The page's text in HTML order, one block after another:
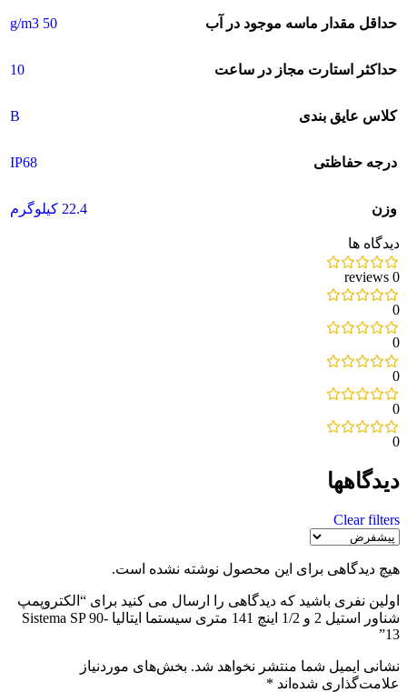
حداقل مقدار ماسه موجود در آب 50 g/m3
حداکثر استارت مجاز در ساعت 10
کلاس عایق بندی B
درجه حفاظتی IP68
وزن 22.4 کیلوگرم
دیدگاه ها
0 reviews
0
0
0
0
0
دیدگاهها
Clear filters
هیچ دیدگاهی برای این محصول نوشته نشده است.
اولین نفری باشید که دیدگاهی را ارسال می کنید برای “الکتروپمپ
شناور استیل 2 و 1/2 اینچ 141 متری سیستما ایتالیا Sistema SP 90-
13”
نشانی ایمیل شما منتشر نخواهد شد. بخش‌های موردنیاز
علامت‌گذاری شده‌اند *